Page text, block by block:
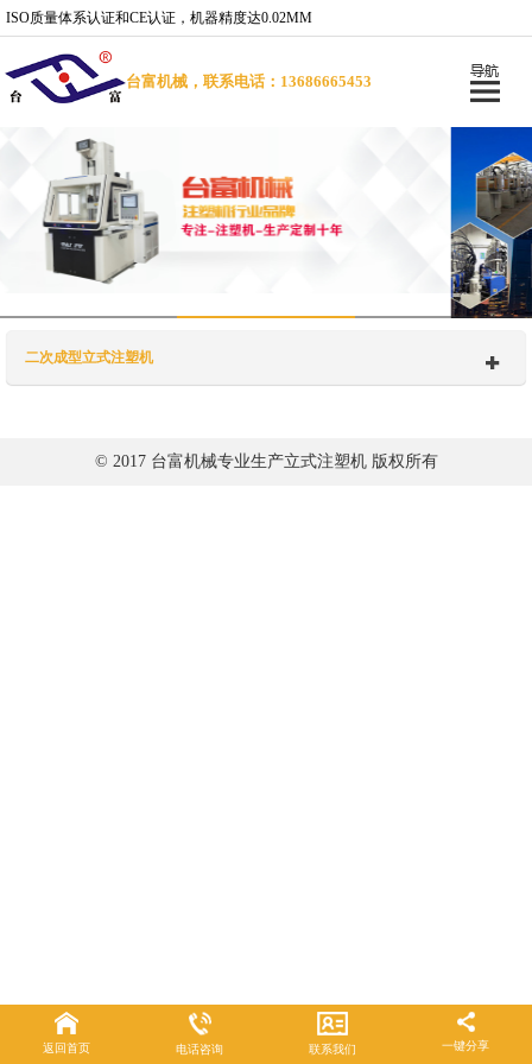
ISO质量体系认证和CE认证，机器精度达0.02MM
台富机械，联系电话：13686665453
二次成型立式注塑机
© 2017 台富机械专业生产立式注塑机 版权所有
返回首页 电话咨询 联系我们 一键分享